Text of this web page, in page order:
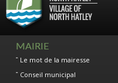
MAIRIE
Le mot de la mairesse
Conseil municipal